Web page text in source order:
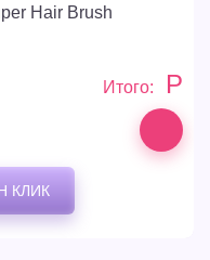
Hair Brush
Итого: Р
КЛИК